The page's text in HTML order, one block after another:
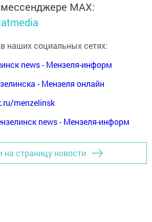
MАХ:
наших социальных сетях:
news - Мензеля-информ
- Мензеля онлайн
menzelinsk
news - Мензеля-информ
на страницу новости